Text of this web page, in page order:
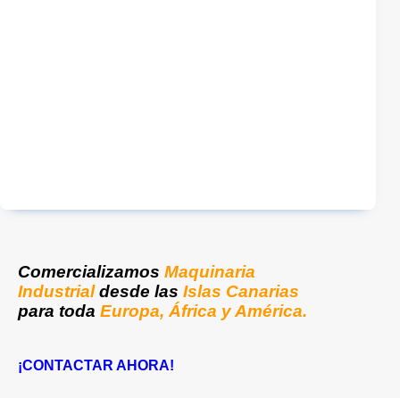
Comercializamos Maquinaria
Industrialdesde las Islas Canarias
para toda Europa, África y América.
¡CONTACTAR AHORA!